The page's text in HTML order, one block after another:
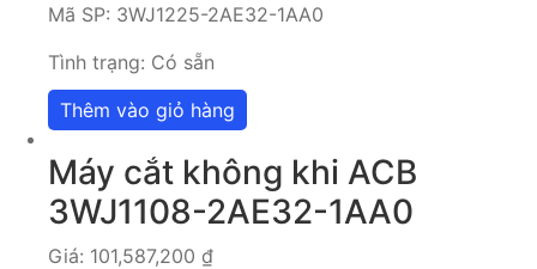
Mã SP: 3WJ1225-2AE32-1AA0
Tình trạng: Có sẵn
Thêm vào giỏ hàng
Máy cắt không khi ACB
3WJ1108-2AE32-1AA0
Giá: 101,587,200 ₫